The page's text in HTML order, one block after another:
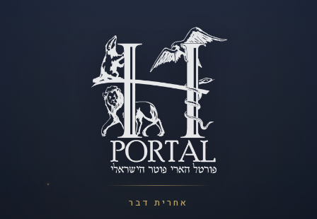
אחרית דבר